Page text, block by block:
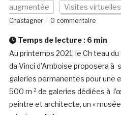
augmentée Visites virtuelles
Chastagner
0 commentaire
Temps de lecture : 6 min
Au printemps 2021, le Ch teau
da Vinci d’Amboise proposera
galeries permanentes pour une
500 m ² de galeries dédiées à
peintre et architecte, un «